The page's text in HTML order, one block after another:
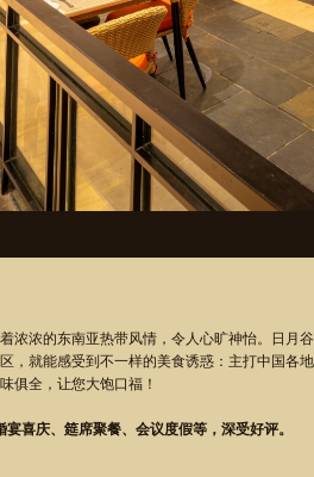
浓浓的东南亚热带风情，令人心旷神怡。日月
，就能感受到不一样的美食诱惑：主打中国各
全，让您大饱口福！
喜庆、筵席聚餐、会议度假等，深受好评。